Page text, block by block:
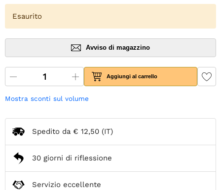
Esaurito
Avviso di magazzino
Aggiungi al carrello
Mostra sconti sul volume
Spedito da € 12,50 (IT)
30 giorni di riflessione
Servizio eccellente